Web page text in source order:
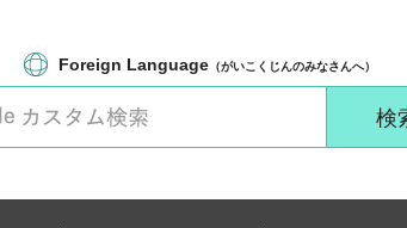
Foreign Language （がいこくじんのみなさんへ）